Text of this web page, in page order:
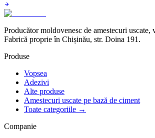
Producător moldovenesc de amestecuri uscate,
Fabrică proprie în Chișinău, str. Doina 191.
Produse
Vopsea
Adezivi
Alte produse
Amestecuri uscate pe bază de ciment
Toate categoriile →
Companie